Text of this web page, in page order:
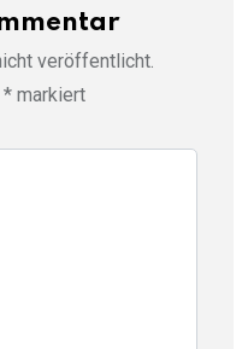
veröffentlicht.
* markiert